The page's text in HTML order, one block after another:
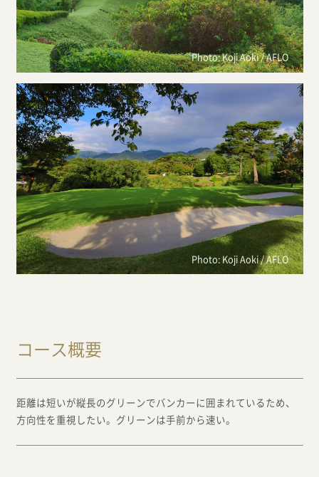
Photo: Koji Aoki / AFLO
Photo: Koji Aoki / AFLO
コース概要
距離は短いが縦長のグリーンでバンカーに囲まれているため、
方向性を重視したい。グリーンは手前から速い。